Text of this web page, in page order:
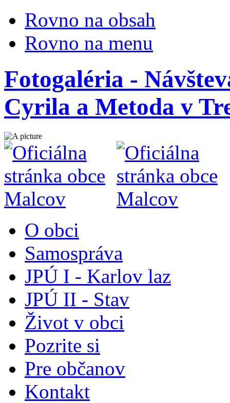
Rovno na obsah
Rovno na menu
Fotogaléria -
Cyrila a Metoda v
O obci
Samospráva
JPÚ I - Karlov laz
JPÚ II - Stav
Život v obci
Pozrite si
Pre občanov
Kontakt